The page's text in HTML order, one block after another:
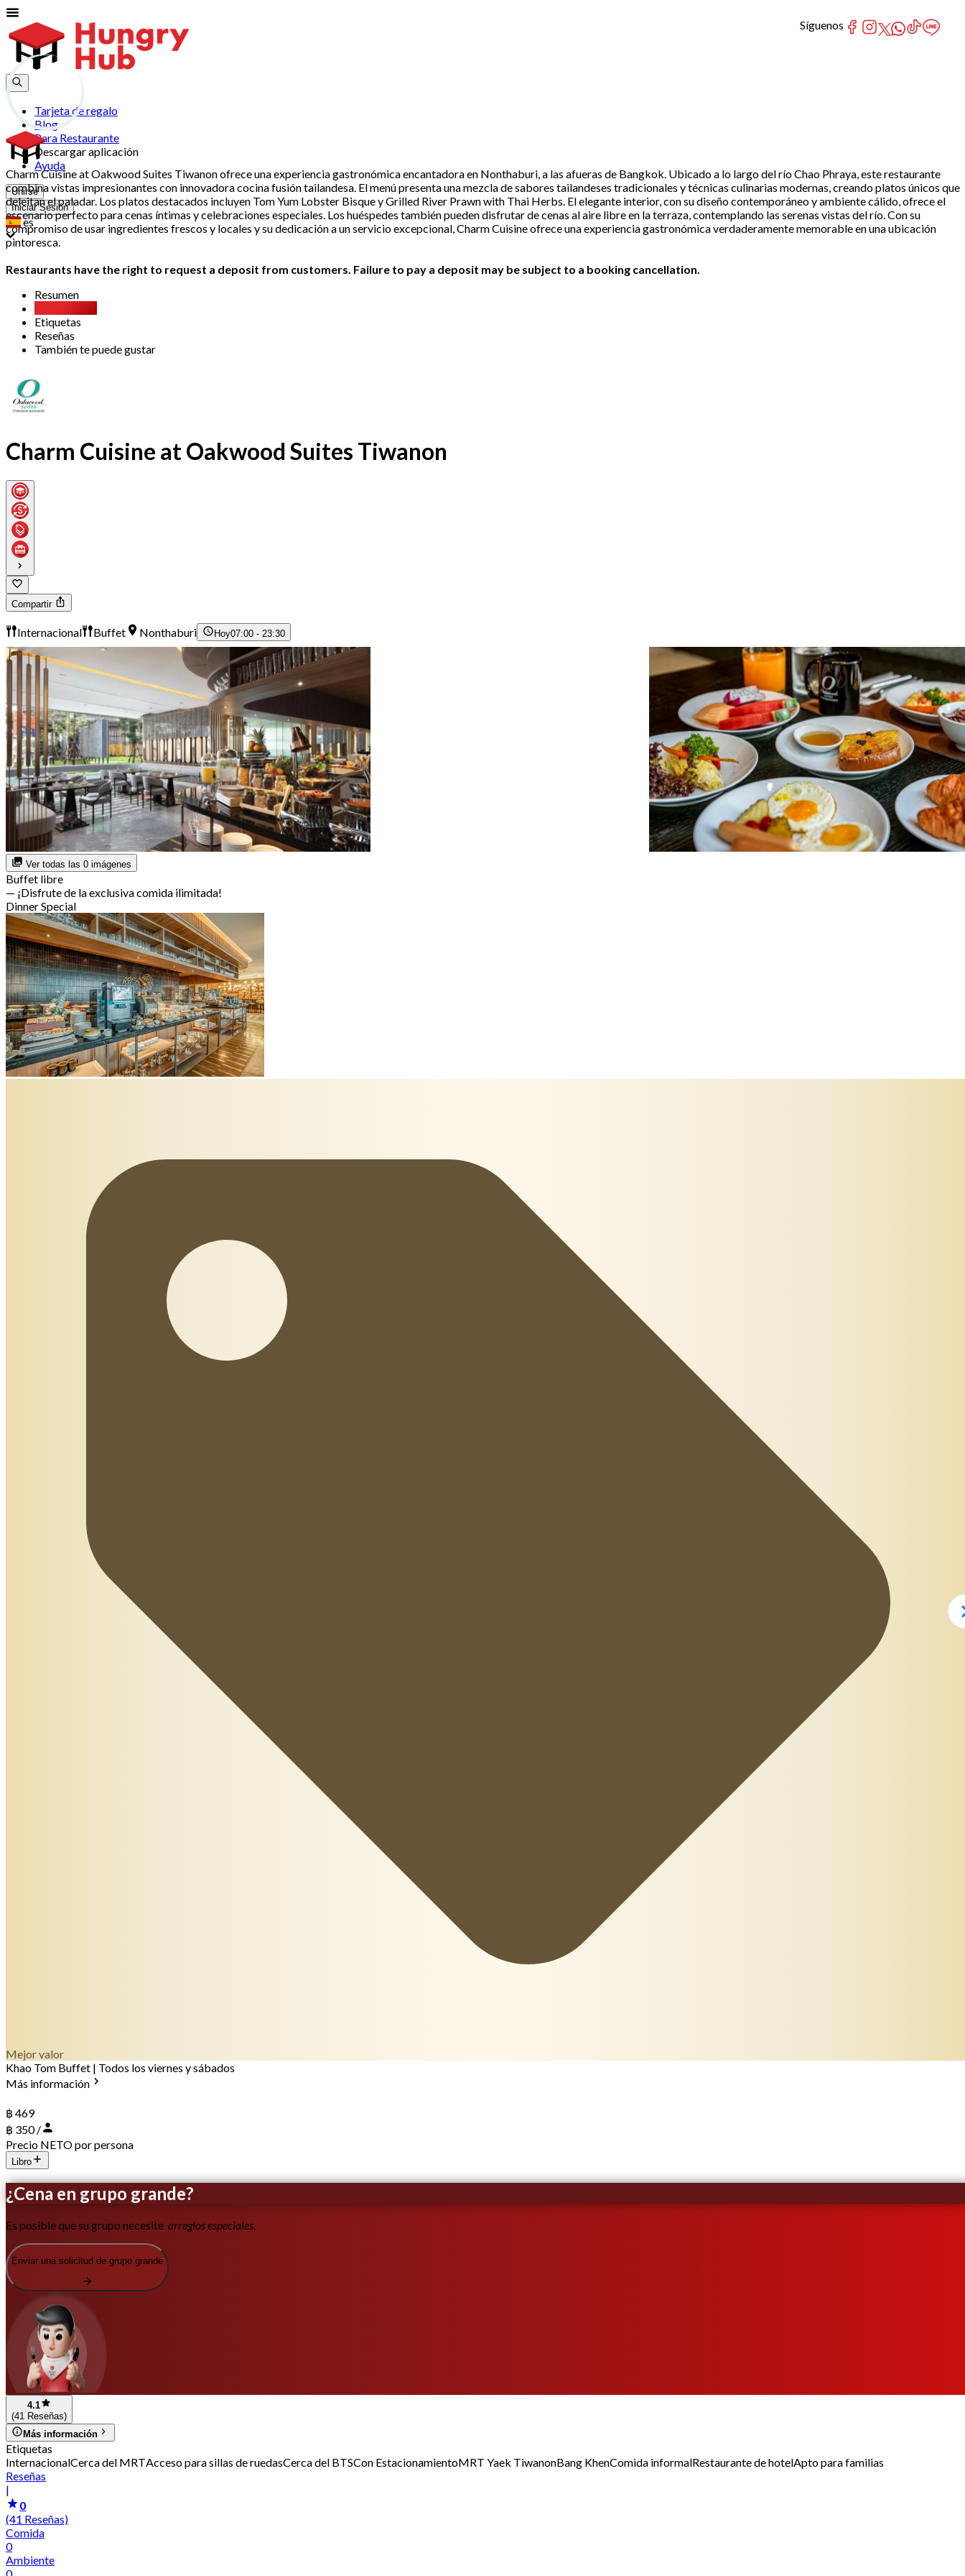
Tarjeta de regalo
Blog
Para Restaurante
Descargar aplicación
Ayuda
Unirse
Iniciar Sesión
es
Charm Cuisine at Oakwood Suites Tiwanon ofrece una experiencia gastronómica encantadora en Nonthaburi, a las afueras de Bangkok. Ubicado a lo largo del río Chao Phraya, este restaurante
combina vistas impresionantes con innovadora cocina fusión tailandesa. El menú presenta una mezcla de sabores tailandeses tradicionales y técnicas culinarias modernas, creando platos únicos que
deleitan el paladar. Los platos destacados incluyen Tom Yum Lobster Bisque y Grilled River Prawn with Thai Herbs. El elegante interior, con su diseño contemporáneo y ambiente cálido, ofrece el
escenario perfecto para cenas íntimas y celebraciones especiales. Los huéspedes también pueden disfrutar de cenas al aire libre en la terraza, contemplando las serenas vistas del río. Con su
compromiso de usar ingredientes frescos y locales y su dedicación a un servicio excepcional, Charm Cuisine ofrece una experiencia gastronómica verdaderamente memorable en una ubicación
pintoresca.
Restaurants have the right to request a deposit from customers. Failure to pay a deposit may be subject to a booking cancellation.
Resumen
Etiquetas
Reseñas
También te puede gustar
Charm Cuisine at Oakwood Suites Tiwanon
Compartir
Internacional Buffet Nonthaburi Hoy07:00 - 23:30
Ver todas las 0 imágenes
Buffet libre
— ¡Disfrute de la exclusiva comida ilimitada!
Dinner Special
Mejor valor
Khao Tom Buffet | Todos los viernes y sábados
Más información
฿ 469
฿ 350 /
Precio NETO por persona
Libro
¿Cena en grupo grande?
Es posible que su grupo necesite arreglos especiales.
Enviar una solicitud de grupo grande
4.1
(41 Reseñas)
Más información
Etiquetas
InternacionalCerca del MRTAcceso para sillas de ruedasCerca del BTSCon EstacionamientoMRT Yaek TiwanonBang KhenComida informalRestaurante de hotelApto para familias
Reseñas
|
0
(41 Reseñas)
Comida
0
Ambiente
Síguenos